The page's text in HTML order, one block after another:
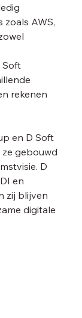
AWS,
Soft
rekenen
en D Soft
gebouwd
D
en
zij blijven
digitale